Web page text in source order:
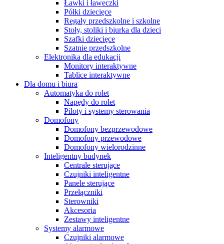
Ławki i ławeczki
Półki dziecięce
Regały przedszkolne i szkolne
Stoły, stoliki i biurka dla dzieci
Szafki dziecięce
Szatnie przedszkolne
Elektronika dla edukacji
Monitory interaktywne
Tablice interaktywne
Dla domu i biura
Automatyka do rolet
Napędy do rolet
Piloty i systemy sterowania
Domofony
Domofony bezprzewodowe
Domofony przewodowe
Domofony wielorodzinne
Inteligentny budynek
Centrale sterujące
Czujniki inteligentne
Panele sterujące
Przełączniki
Sterowniki
Akcesoria
Zestawy inteligentne
Systemy alarmowe
Czujniki alarmowe